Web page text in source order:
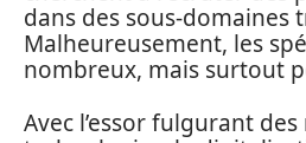
dans des sous-domaines
Malheureusement, les
nombreux, mais surtout
Avec l’essor fulgurant